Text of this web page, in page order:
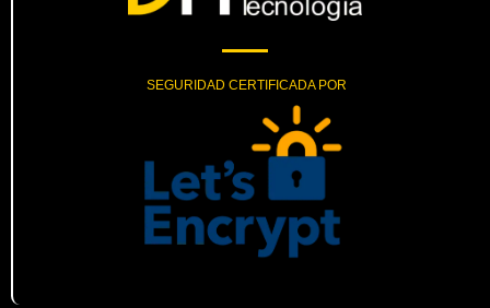
SEGURIDAD CERTIFICADA POR